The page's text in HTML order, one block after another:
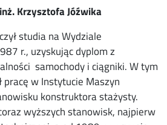
Krzysztofa Jóźwika
studia na Wydziale
r., uzyskując dyplom z
samochody i ciągniki. W tym
pracę w Instytucie Maszyn
konstruktora stażysty.
wyższych stanowisk, najpierw